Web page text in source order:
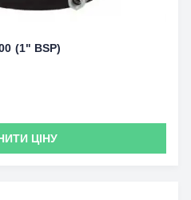
(1" BSP)
ЦІНУ